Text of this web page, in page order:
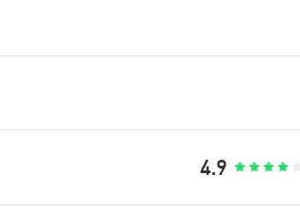
4.9    